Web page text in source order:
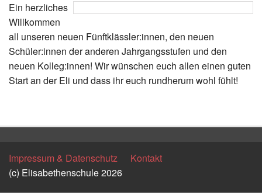
Ein herzliches
Willkommen
all unseren neuen Fünftklässler:innen, den neuen
Schüler:innen der anderen Jahrgangsstufen und den
neuen Kolleg:innen! Wir wünschen euch allen einen guten
Start an der Eli und dass ihr euch rundherum wohl fühlt!
Impressum & Datenschutz
Kontakt
(c) Elisabethenschule 2026